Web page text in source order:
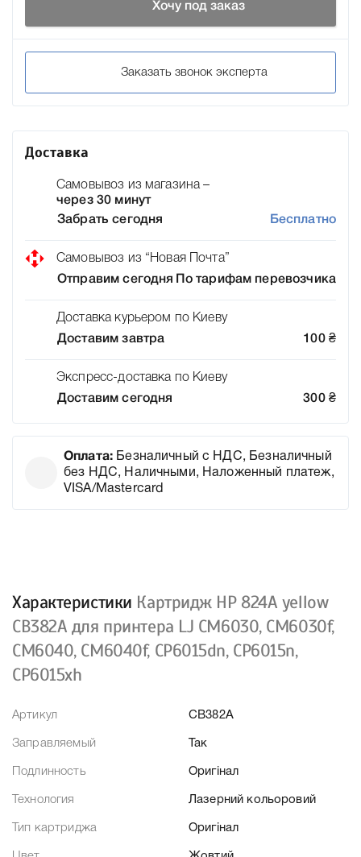
Хочу под заказ
Заказать звонок эксперта
Доставка
Самовывоз из магазина –
через 30 минут
Забрать сегодня
Бесплатно
Самовывоз из “Новая Почта”
Отправим сегодня
По тарифам перевозчика
Доставка курьером по Киеву
Доставим завтра
100 ₴
Экспресс-доставка по Киеву
Доставим сегодня
300 ₴
Оплата: Безналичный с НДС, Безналичный
без НДС, Наличными, Наложенный платеж,
VISA/Mastercard
Характеристики Картридж HP 824A yellow
CB382A для принтера LJ CM6030, CM6030f,
CM6040, CM6040f, CP6015dn, CP6015n,
CP6015xh
Артикул CB382A
Заправляемый Так
Подлинность Оригінал
Технология Лазерний кольоровий
Тип картриджа Оригінал